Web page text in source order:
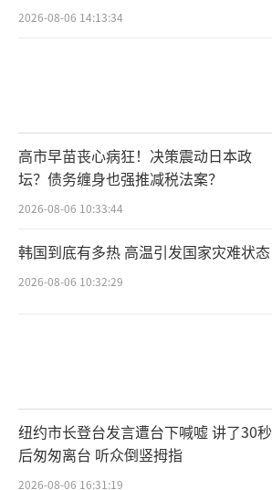
2026-08-06 14:13:34
高市早苗丧心病狂！决策震动日本政
坛？债务缠身也强推减税法案？
2026-08-06 10:33:44
韩国到底有多热 高温引发国家灾难状态
2026-08-06 10:32:29
纽约市长登台发言遭台下喊嘘 讲了30秒
后匆匆离台 听众倒竖拇指
2026-08-06 16:31:19